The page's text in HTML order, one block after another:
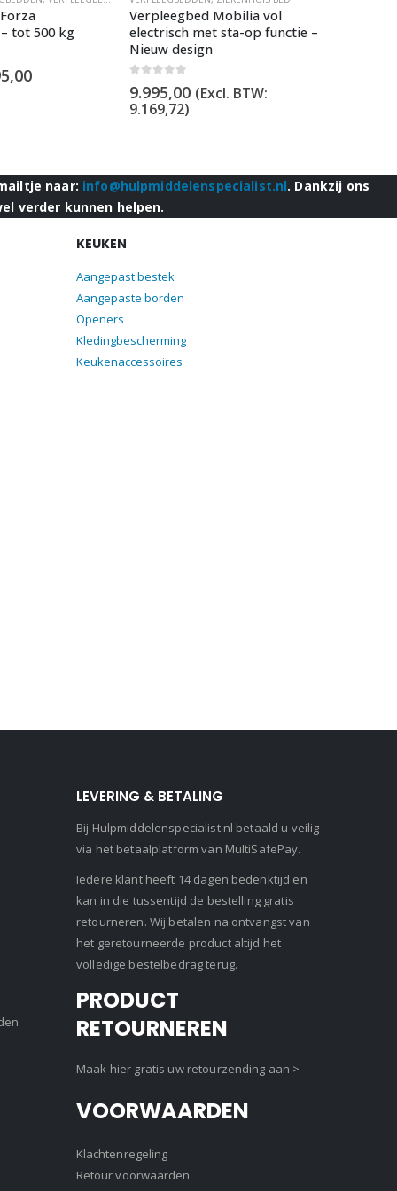
tot 500 kg
Verpleegbed Mobilia vol
electrisch met sta-op functie –
Nieuw design
9.995,00 (Excl. BTW:
9.169,72)
naar: info@hulpmiddelenspecialist.nl. Dankzij ons
verder kunnen helpen.
KEUKEN
Aangepast bestek
Aangepaste borden
Openers
Kledingbescherming
Keukenaccessoires
LEVERING & BETALING
Bij Hulpmiddelenspecialist.nl betaald u veilig
via het betaalplatform van MultiSafePay.
Iedere klant heeft 14 dagen bedenktijd en
kan in die tussentijd de bestelling gratis
retourneren. Wij betalen na ontvangst van
het geretourneerde product altijd het
volledige bestelbedrag terug.
PRODUCT
RETOURNEREN
Maak hier gratis uw retourzending aan >
VOORWAARDEN
Klachtenregeling
Retour voorwaarden